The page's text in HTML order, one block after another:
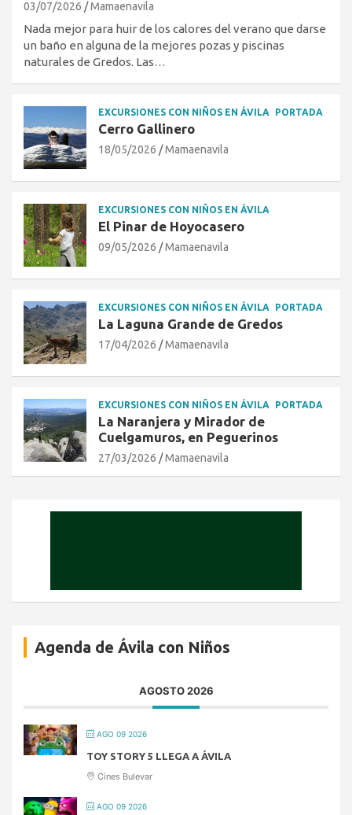
03/07/2026 Mamaenavila
Nada mejor para huir de los calores del verano que darse
un baño en alguna de la mejores pozas y piscinas
naturales de Gredos. Las…
EXCURSIONES CON NIÑOS EN ÁVILA PORTADA
Cerro Gallinero
18/05/2026 Mamaenavila
EXCURSIONES CON NIÑOS EN ÁVILA
El Pinar de Hoyocasero
09/05/2026 Mamaenavila
EXCURSIONES CON NIÑOS EN ÁVILA PORTADA
La Laguna Grande de Gredos
17/04/2026 Mamaenavila
EXCURSIONES CON NIÑOS EN ÁVILA PORTADA
La Naranjera y Mirador de
Cuelgamuros, en Peguerinos
27/03/2026 Mamaenavila
Agenda de Ávila con Niños
AGOSTO 2026
AGO 09 2026
TOY STORY 5 LLEGA A ÁVILA
Cines Bulevar
AGO 09 2026